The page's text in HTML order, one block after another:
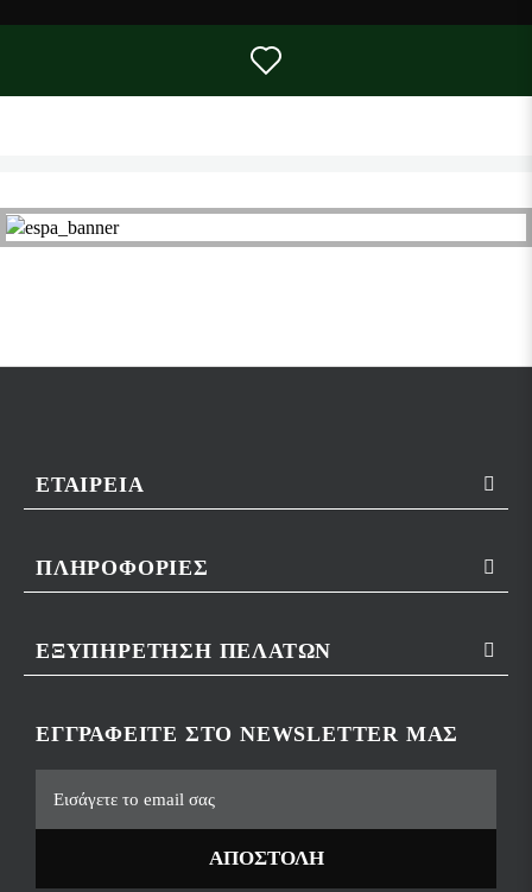
ΕΤΑΙΡΕΊΑ
ΠΛΗΡΟΦΟΡΊΕΣ
ΕΞΥΠΗΡΈΤΗΣΗ ΠΕΛΑΤΏΝ
ΕΓΓΡΑΦΕΊΤΕ ΣΤΟ NEWSLETTER ΜΑΣ
ΑΠΟΣΤΟΛΉ